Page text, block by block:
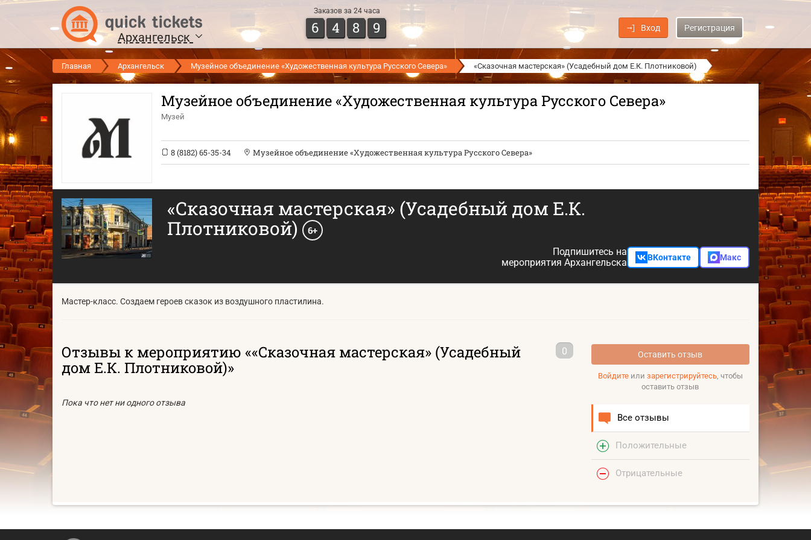
Архангельск
Заказов за 24 часа
6 4 8 9 Вход Регистрация
Главная Архангельск Музейное объединение «Художественная культура Русского Севера» «Сказочная мастерская» (Усадебный дом Е.К. Плотниковой)
Музейное объединение «Художественная культура Русского Севера»
Музей
8 (8182) 65-35-34 Музейное объединение «Художественная культура Русского Севера»
«Сказочная мастерская» (Усадебный дом Е.К.
Плотниковой)
6+
Подпишитесь на
мероприятия Архангельска
ВКонтакте Макс
Мастер-класс. Создаем героев сказок из воздушного пластилина.
0
Отзывы к мероприятию ««Сказочная мастерская» (Усадебный
дом Е.К. Плотниковой)»
Пока что нет ни одного отзыва
Оставить отзыв
Войдитеили зарегистрируйтесь, чтобы
оставить отзыв
Все отзывы
Положительные
Отрицательные